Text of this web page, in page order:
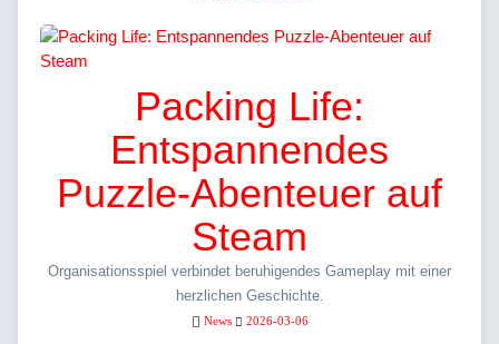
Packing Life:
Entspannendes
Puzzle-Abenteuer auf
Steam
Organisationsspiel verbindet beruhigendes Gameplay mit einer
herzlichen Geschichte.
News 2026-03-06